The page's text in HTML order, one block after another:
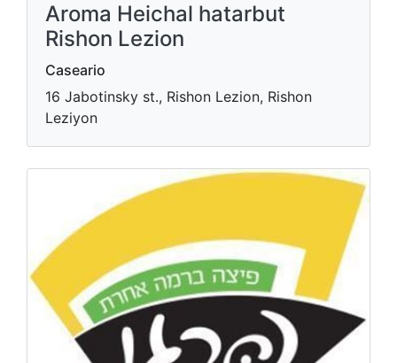
Aroma Heichal hatarbut
Rishon Lezion
Caseario
16 Jabotinsky st., Rishon Lezion, Rishon
Leziyon